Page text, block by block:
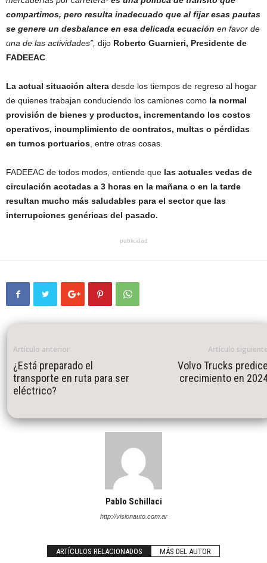
compartimos, pero resulta inadecuado que al fijar esas pautas
se genere un desbalance en esa delicada ecuación en favor de
una de las actividades”, dijo Roberto Guarnieri, Presidente de
FADEEAC
La actual situación altera desde los tiempos de regreso al hogar
de quienes trabajan conduciendo los camiones como la normal
provisión de bienes y productos, incrementando los costos
operativos, incumplimiento de contratos, multas o pérdidas
en turnos portuarios , entre otras cosas.
FADEEAC de todos modos, entiende que las actuales vedas de
circulación acotadas a 3 horas en la mañana o en la tarde
resultan mucho más saludables para el sector que las
interrupciones genéricas del pasado.
publicidad
Artículo anterior
¿Está preparado el
transporte en ruta para ser
eléctrico?
Artículo
Volvo Trucks
crecimiento en
Pablo Schillaci
http://visionauto.com.ar
ARTÍCULOS RELACIONADOS MÁS DEL AUTOR